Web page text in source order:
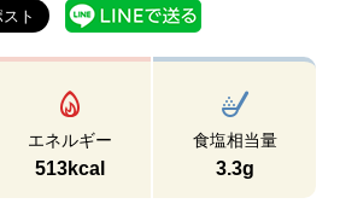
エネルギー
513kcal
食塩相当量
3.3g